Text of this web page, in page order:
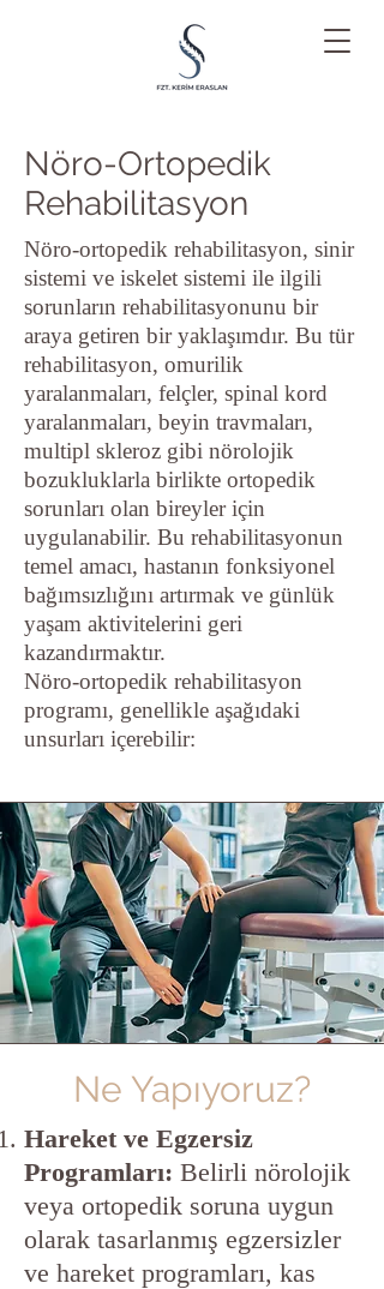
Nöro-Ortopedik
Rehabilitasyon
Nöro-ortopedik rehabilitasyon, sinir
sistemi ve iskelet sistemi ile ilgili
sorunların rehabilitasyonunu bir
araya getiren bir yaklaşımdır. Bu tür
rehabilitasyon, omurilik
yaralanmaları, felçler, spinal kord
yaralanmaları, beyin travmaları,
multipl skleroz gibi nörolojik
bozukluklarla birlikte ortopedik
sorunları olan bireyler için
uygulanabilir. Bu rehabilitasyonun
temel amacı, hastanın fonksiyonel
bağımsızlığını artırmak ve günlük
yaşam aktivitelerini geri
kazandırmaktır.
Nöro-ortopedik rehabilitasyon
programı, genellikle aşağıdaki
unsurları içerebilir:
Ne Yapıyoruz?
Hareket ve Egzersiz
Programları: Belirli nörolojik
veya ortopedik soruna uygun
olarak tasarlanmış egzersizler
ve hareket programları, kas